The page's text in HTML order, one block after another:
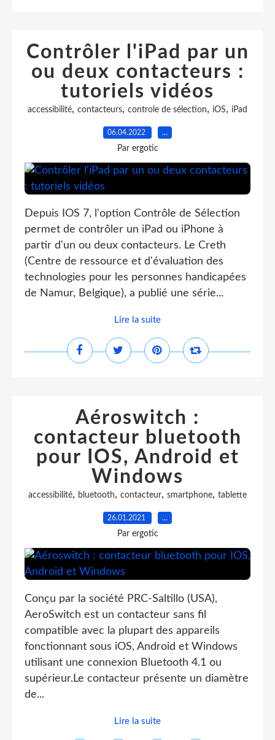
Contrôler l'iPad par un
ou deux contacteurs :
tutoriels vidéos
accessibilité, contacteurs, controle de sélection, iOS, iPad
06.04.2022 …
Par ergotic
Depuis IOS 7, l'option Contrôle de Sélection
permet de contrôler un iPad ou iPhone à
partir d'un ou deux contacteurs. Le Creth
(Centre de ressource et d'évaluation des
technologies pour les personnes handicapées
de Namur, Belgique), a publié une série...
Lire la suite
Aéroswitch :
contacteur bluetooth
pour IOS, Android et
Windows
accessibilité, bluetooth, contacteur, smartphone, tablette
26.01.2021 …
Par ergotic
Conçu par la société PRC-Saltillo (USA),
AeroSwitch est un contacteur sans fil
compatible avec la plupart des appareils
fonctionnant sous iOS, Android et Windows
utilisant une connexion Bluetooth 4.1 ou
supérieur.Le contacteur présente un diamètre
de...
Lire la suite